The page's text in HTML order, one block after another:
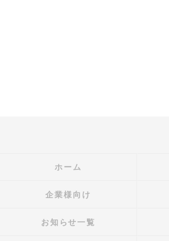
ホーム
企業様向け
お知らせ一覧